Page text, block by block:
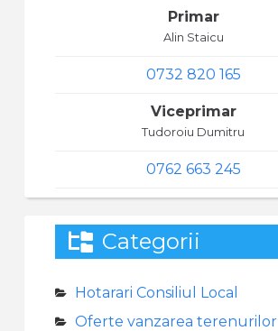
Primar
Alin Staicu
0732 820 165
Viceprimar
Tudoroiu Dumitru
0762 663 245
Categorii
Hotarari Consiliul Local
Oferte vanzarea terenurilor